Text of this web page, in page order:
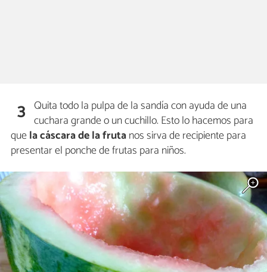
3 Quita todo la pulpa de la sandía con ayuda de una
cuchara grande o un cuchillo. Esto lo hacemos para
quela cáscara de la frutanos sirva de recipiente para
presentar el ponche de frutas para niños.